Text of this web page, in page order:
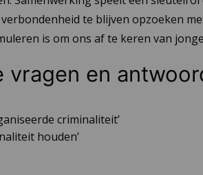
te blijven opzoeken
is om ons af te keren van
vragen en
criminaliteit’
houden’